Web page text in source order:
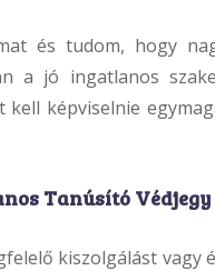
és tudom, hogy
a jó ingatlanos
képviselnie
Tanúsító
kiszolgálást